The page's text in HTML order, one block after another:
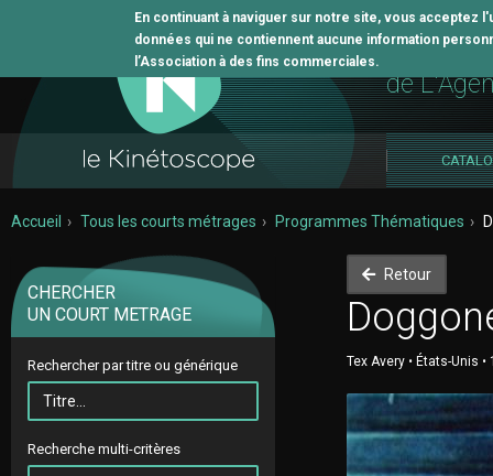
En continuant à naviguer sur notre site, vous
données qui ne contiennent aucune information
l’Association à des fins commerciales. L'outil
de
Accueil Tous les courts métrages Programmes Thématiques
CHERCHER
UN COURT METRAGE
Rechercher par titre ou générique
Recherche multi-critères
Retour
Tex Avery • États-Unis